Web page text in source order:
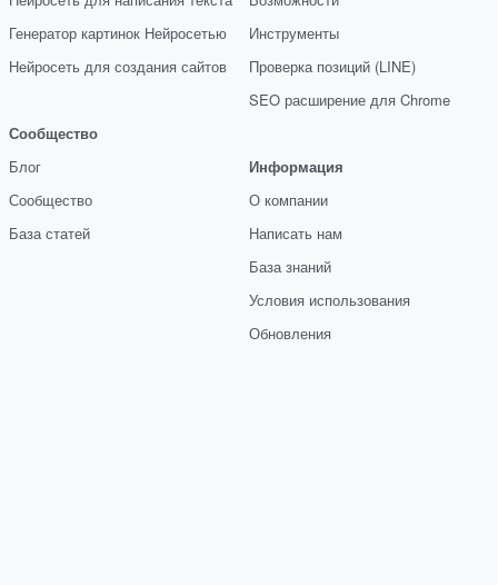
Генератор картинок Нейросетью
Нейросеть для создания сайтов
Сообщество
Блог
Сообщество
База статей
Инструменты
Проверка позиций (LINE)
SEO расширение для Chrome
Информация
О компании
Написать нам
База знаний
Условия использования
Обновления